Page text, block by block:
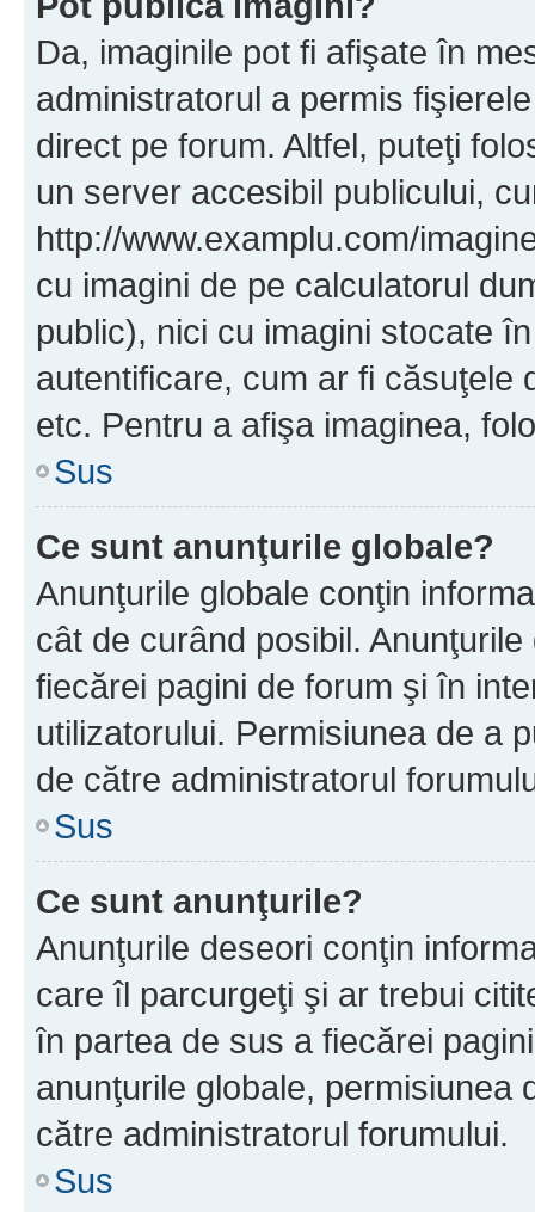
Da, imaginile pot fi afişate în
administratorul a permis
direct pe forum. Altfel, puteţi
un server accesibil publicului,
http://www.examplu.com/
cu imagini de pe calculatorul
public), nici cu imagini stocate
autentificare, cum ar fi căsuţele
etc. Pentru a afişa imaginea,
Sus
Ce sunt anunţurile globale?
Anunţurile globale conţin
cât de curând posibil.
fiecărei pagini de forum şi în
utilizatorului. Permisiunea de a
de către administratorul
Sus
Ce sunt anunţurile?
Anunţurile deseori conţin
care îl parcurgeţi şi ar trebui
în partea de sus a fiecărei
anunţurile globale, permisiunea
către administratorul forumului.
Sus